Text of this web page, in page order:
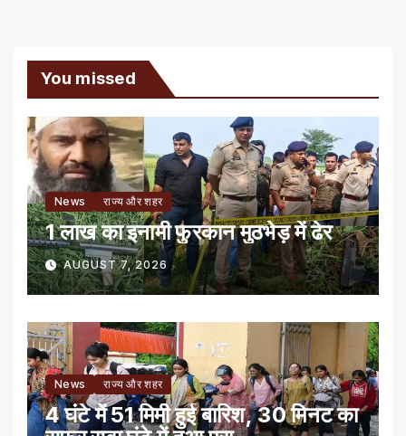
You missed
News राज्य और शहर
1 लाख का इनामी फुरकान मुठभेड़ में ढेर
AUGUST 7, 2026
News राज्य और शहर
4 घंटे में 51 मिमी हुई बारिश, 30 मिनट का